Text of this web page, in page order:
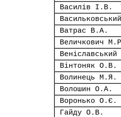
Василів І.В.
Ватрас В.А.
Величкович
Вінтоняк О.В.
Волинець М.Я.
Волошин О.А.
Воронько О.Є.
Гайду О.В.